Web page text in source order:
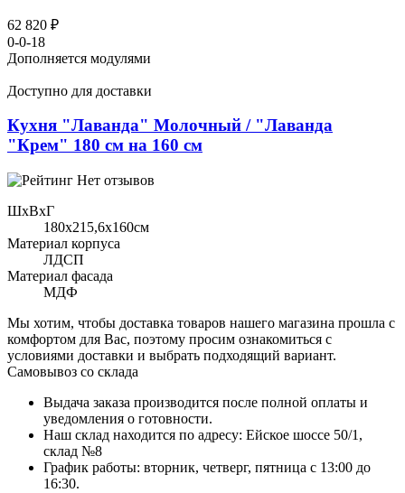
62 820 ₽
0-0-18
Дополняется модулями
Доступно для доставки
Кухня "Лаванда" Молочный / "Лаванда
"Крем" 180 см на 160 см
Нет отзывов
ШхВхГ
180x215,6х160см
Материал корпуса
ЛДСП
Материал фасада
МДФ
Мы хотим, чтобы доставка товаров нашего магазина прошла с
комфортом для Вас, поэтому просим ознакомиться с
условиями доставки и выбрать подходящий вариант.
Самовывоз со склада
Выдача заказа производится после полной оплаты и
уведомления о готовности.
Наш склад находится по адресу: Ейское шоссе 50/1,
склад №8
График работы: вторник, четверг, пятница с 13:00 до
16:30.